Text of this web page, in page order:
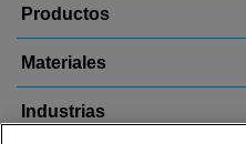
Productos
Materiales
Industrias